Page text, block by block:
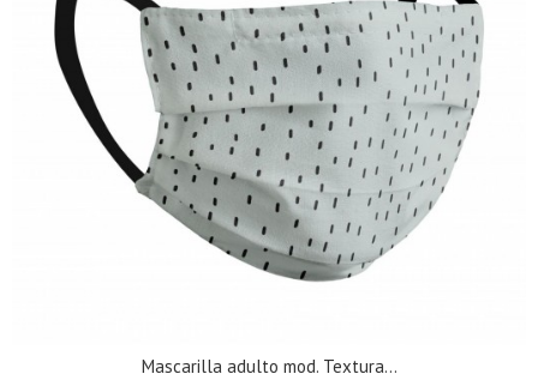
​Mascarilla adulto mod. Textura...